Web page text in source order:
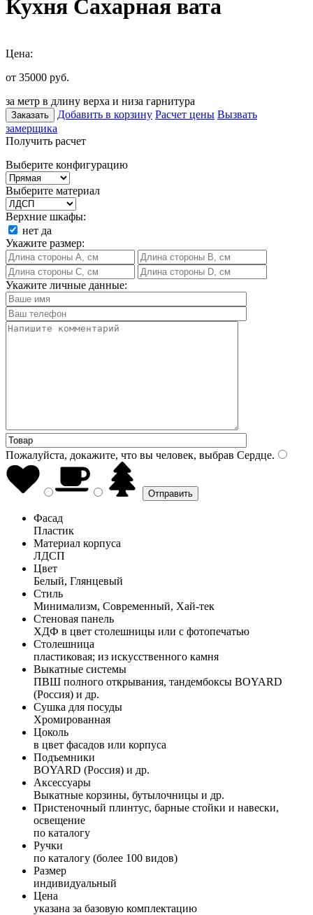
Кухня Сахарная вата
Цена:
от 35000 руб.
за метр в длину верха и низа гарнитура
Заказать Добавить в корзину Расчет цены Вызвать
замерщика
Получить расчет
Выберите конфигурацию
Выберите материал
Верхние шкафы:
нет да
Укажите размер:
Укажите личные данные:
Пожалуйста, докажите, что вы человек, выбрав Сердце.
Фасад
Пластик
Материал корпуса
ЛДСП
Цвет
Белый, Глянцевый
Стиль
Минимализм, Современный, Хай-тек
Стеновая панель
ХДФ в цвет столешницы или с фотопечатью
Столешница
пластиковая; из искусственного камня
Выкатные системы
ПВШ полного открывания, тандембоксы BOYARD
(Россия) и др.
Сушка для посуды
Хромированная
Цоколь
в цвет фасадов или корпуса
Подъемники
BOYARD (Россия) и др.
Аксессуары
Выкатные корзины, бутылочницы и др.
Пристеночный плинтус, барные стойки и навески,
освещение
по каталогу
Ручки
по каталогу (более 100 видов)
Размер
индивидуальный
Цена
указана за базовую комплектацию